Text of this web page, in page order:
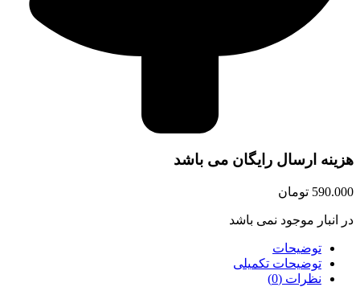
هزینه ارسال رایگان می باشد
590.000 تومان
در انبار موجود نمی باشد
توضیحات
توضیحات تکمیلی
نظرات (0)